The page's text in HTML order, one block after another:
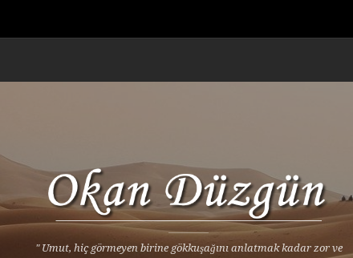
" Umut, hiç görmeyen birine gökkuşağını anlatmak kadar zor ve